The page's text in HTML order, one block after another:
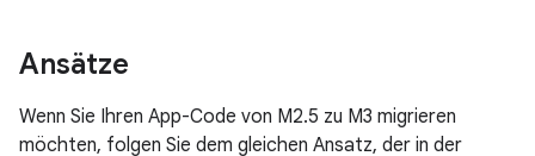
Ansätze
Wenn Sie Ihren App-Code von M2.5 zu M3 migrieren
möchten, folgen Sie dem gleichen Ansatz, der in der